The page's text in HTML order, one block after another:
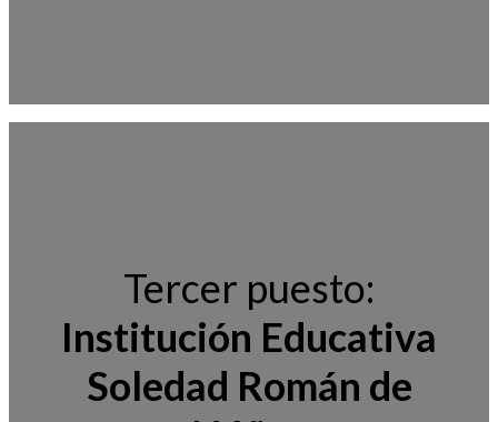
Tercer puesto:
Institución Educativa
Soledad Román de